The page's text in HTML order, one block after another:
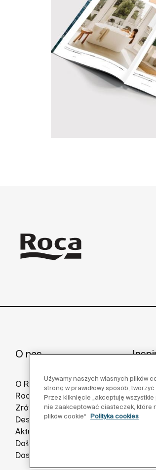
O nas
O Roca
Roca w świecie
Zrównoważony rozwój
Design i innowacja
Aktualności
Dołącz do nas
Dostawcy
Używamy naszych własnych plików
stronę w prawidłowy sposób,
Przez kliknięcie „akceptuję
nie zaakceptować ciasteczek, które
plików cookie“
Polityka cookies